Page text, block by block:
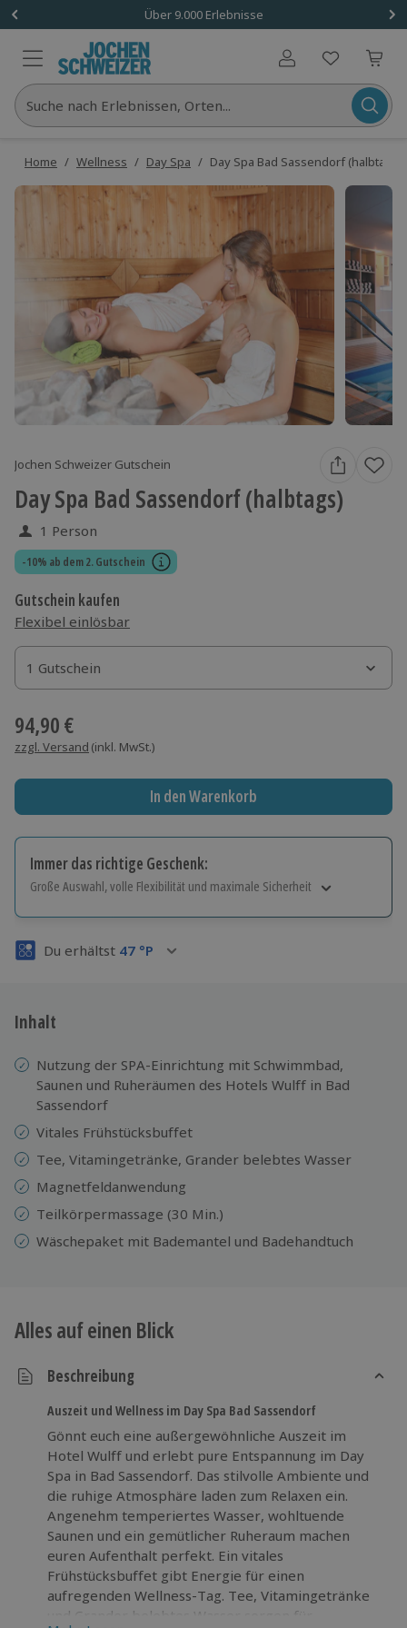
Über 9.000 Erlebnisse
Benutzerkonto
Suche nach Erlebnissen, Orten...
Home / Wellness / Day Spa / Day Spa Bad Sassendorf (halbtags)
Jochen Schweizer Gutschein
Day Spa Bad Sassendorf (halbtags)
1 Person
-10% ab dem 2. Gutschein
Gutschein kaufen
Flexibel einlösbar
1 Gutschein
1 Gutschein
1 Gutschein
94,90 €
zzgl. Versand (inkl. MwSt.)
In den Warenkorb
Immer das richtige Geschenk:
Große Auswahl, volle Flexibilität und maximale Sicherheit
Volle Flexibilität
3 Jahre gültig & verlängerbar.
Du erhältst 47 °P
Inhalt
Nutzung der SPA-Einrichtung mit Schwimmbad,
Saunen und Ruheräumen des Hotels Wulff in Bad
Sassendorf
Vitales Frühstücksbuffet
Tee, Vitamingetränke, Grander belebtes Wasser
Magnetfeldanwendung
Teilkörpermassage (30 Min.)
Wäschepaket mit Bademantel und Badehandtuch
Alles auf einen Blick
Beschreibung
Auszeit und Wellness im Day Spa Bad Sassendorf
Gönnt euch eine außergewöhnliche Auszeit im
Hotel Wulff und erlebt pure Entspannung im Day
Spa in Bad Sassendorf. Das stilvolle Ambiente und
die ruhige Atmosphäre laden zum Relaxen ein.
Angenehm temperiertes Wasser, wohltuende
Saunen und ein gemütlicher Ruheraum machen
euren Aufenthalt perfekt. Ein vitales
Frühstücksbuffet gibt Energie für einen
aufregenden Wellness-Tag. Tee, Vitamingetränke
und Grander belebtes Wasser sorgen für